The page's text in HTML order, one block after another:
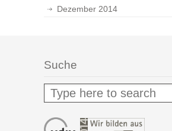
Dezember 2014
Suche